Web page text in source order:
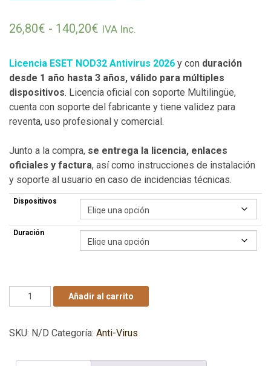
26,80€ - 140,20€ Rango de precios: desde
IVA Inc.
Licencia ESET NOD32 Antivirus 2026 y con duración
desde 1 año hasta 3 años, válido para múltiples
dispositivos. Licencia oficial con soporte Multilingüe,
cuenta con soporte del fabricante y tiene validez para
reventa, uso profesional y comercial.
Junto a la compra, se entrega la licencia, enlaces
oficiales y factura, así como instrucciones de instalación
y soporte al usuario en caso de incidencias técnicas.
Dispositivos
Duración
Licencia ESET NOD32 Antivirus 2026 - Retail - Anual
Añadir al carrito
SKU: N/D Categoría: Anti-Virus